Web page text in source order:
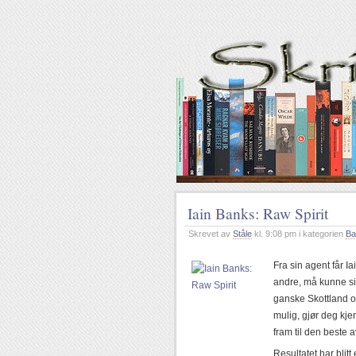
Iain Banks: Raw Spirit
Skrevet av Ståle kl. 9:08 pm i kategorien
Fra sin agent får
andre, må kunne
ganske Skottland
mulig, gjør deg
fram til den beste
Resultatet har blitt